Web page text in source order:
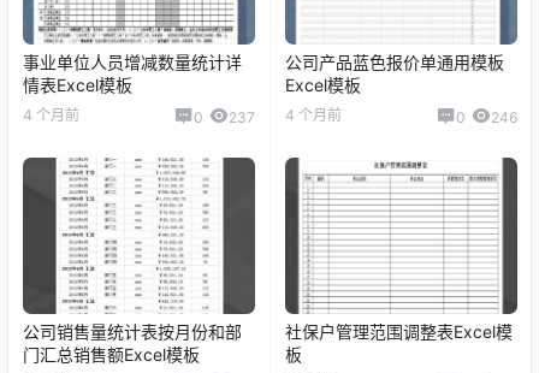
事业单位人员增减数量统计详
情表Excel模板
4 个月前 0 237
公司产品蓝色报价单通用模板
Excel模板
4 个月前 0 246
公司销售量统计表按月份和部
门汇总销售额Excel模板
社保户管理范围调整表Excel模
板